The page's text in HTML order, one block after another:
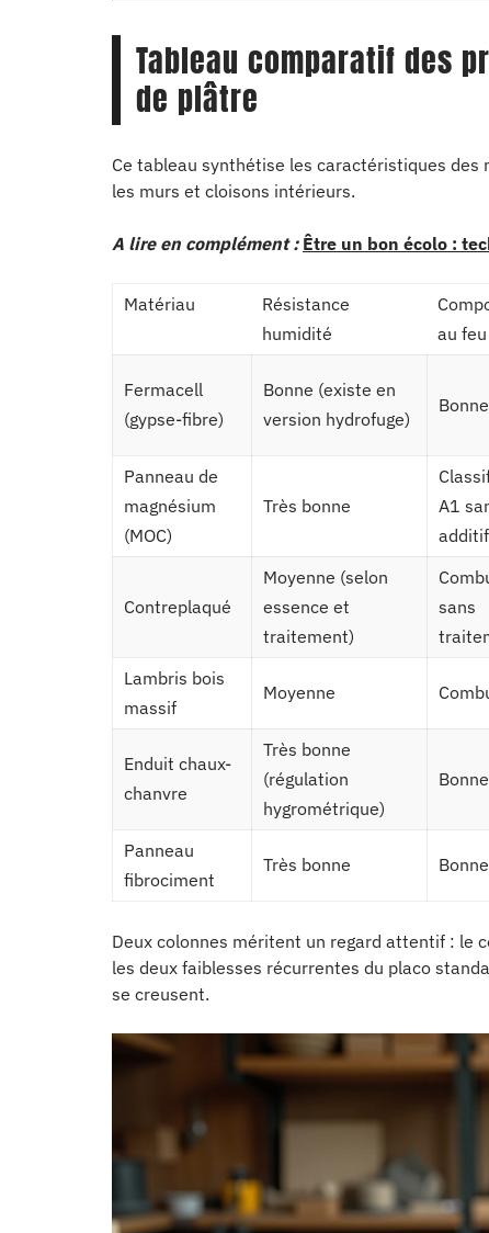
Tableau comparatif des
de plâtre
Ce tableau synthétise les caractéristiques
les murs et cloisons intérieurs.
A lire en complément : Être un bon écolo :
Matériau
Résistance
humidité
au feu
Fermacell
(gypse-fibre)
Bonne (existe en
version hydrofuge)
Bonne
Panneau de
magnésium
(MOC)
Très bonne
A1
Contreplaqué
Moyenne (selon
essence et
traitement)
sans
Lambris bois
massif
Moyenne
Enduit chaux-
chanvre
Très bonne
(régulation
hygrométrique)
Bonne
Panneau
fibrociment
Très bonne Bonne
Deux colonnes méritent un regard attentif : le
les deux faiblesses récurrentes du placo
se creusent.